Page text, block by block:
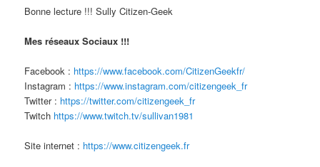
Bonne lecture !!! Sully Citizen-Geek
Mes réseaux Sociaux !!!
Facebook : https://www.facebook.com/CitizenGeekfr/
Instagram : https://www.instagram.com/citizengeek_fr
Twitter : https://twitter.com/citizengeek_fr
Twitch https://www.twitch.tv/sullivan1981
Site internet : https://www.citizengeek.fr